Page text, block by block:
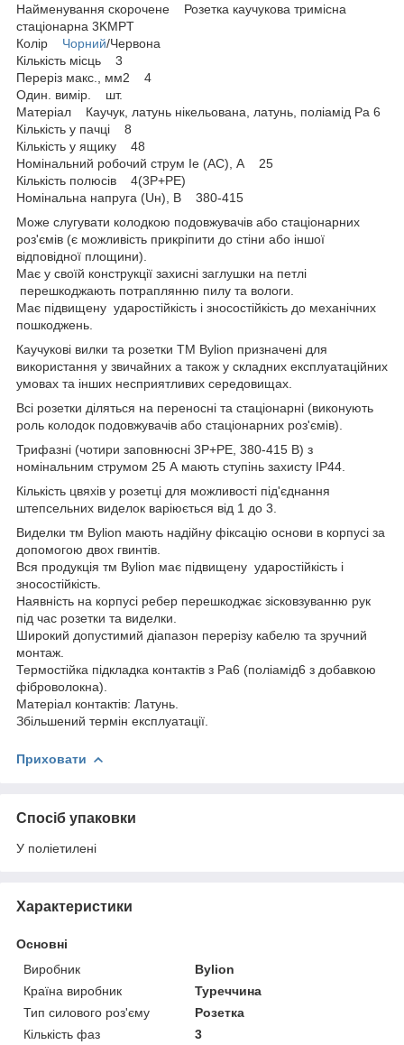
Найменування скорочене Розетка каучукова тримісна
стаціонарна 3KMPT
Колір Чорний/Червона
Кількість місць 3
Переріз макс., мм2 4
Один. вимір. шт.
Матеріал Каучук, латунь нікельована, латунь, поліамід Pa 6
Кількість у пачці 8
Кількість у ящику 48
Номінальний робочий струм Ie (AC), А 25
Кількість полюсів 4(3Р+РЕ)
Номінальна напруга (Uн), В 380-415
Може слугувати колодкою подовжувачів або стаціонарних
роз'ємів (є можливість прикріпити до стіни або іншої
відповідної площини).
Має у своїй конструкції захисні заглушки на петлі
перешкоджають потраплянню пилу та вологи.
Має підвищену ударостійкість і зносостійкість до механічних
пошкоджень.
Каучукові вилки та розетки ТМ Bylion призначені для
використання у звичайних а також у складних експлуатаційних
умовах та інших несприятливих середовищах.
Всі розетки діляться на переносні та стаціонарні (виконують
роль колодок подовжувачів або стаціонарних роз'ємів).
Трифазні (чотири заповнюсні 3Р+РЕ, 380-415 В) з
номінальним струмом 25 А мають ступінь захисту IP44.
Кількість цвяхів у розетці для можливості під'єднання
штепсельних виделок варіюється від 1 до 3.
Виделки тм Bylion мають надійну фіксацію основи в корпусі за
допомогою двох гвинтів.
Вся продукція тм Bylion має підвищену ударостійкість і
зносостійкість.
Наявність на корпусі ребер перешкоджає зісковзуванню рук
під час розетки та виделки.
Широкий допустимий діапазон перерізу кабелю та зручний
монтаж.
Термостійка підкладка контактів з Pa6 (поліамід6 з добавкою
фіброволокна).
Матеріал контактів: Латунь.
Збільшений термін експлуатації.
Приховати
Спосіб упаковки
У поліетилені
Характеристики
Основні
Виробник
Bylion
Країна виробник
Туреччина
Тип силового роз'єму
Розетка
Кількість фаз
3